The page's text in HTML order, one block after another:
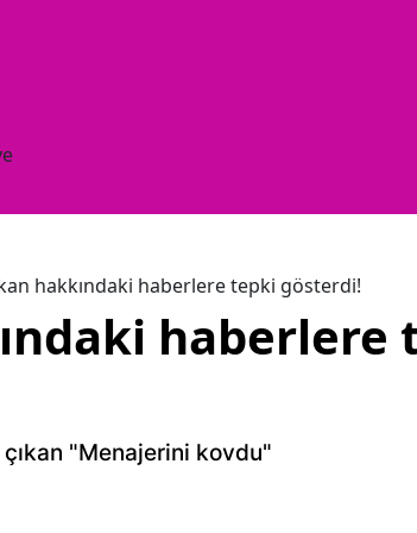
hakkındaki haberlere tepki gösterdi!
haberlere
"Menajerini kovdu"